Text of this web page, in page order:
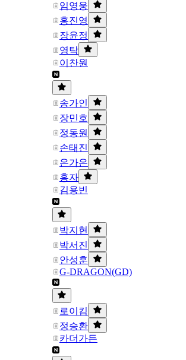
임영웅
홍진영
장윤정
영탁
이찬원
송가인
장민호
정동원
손태진
은가은
홍자
김용빈
박지현
박서진
안성훈
G-DRAGON(GD)
로이킴
정승환
카더가든